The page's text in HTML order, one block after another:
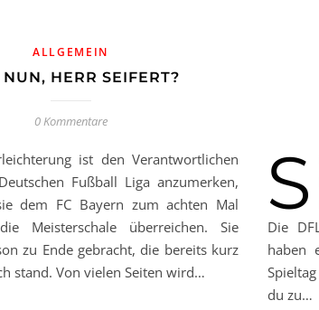
ALLGEMEIN
HERR SEIFERT?
0 Kommentare
ist den Verantwortlichen
Fußball Liga anzumerken,
dem FC Bayern zum achten Mal
Meisterschale überreichen. Sie
zu Ende gebracht, die bereits kurz
stand. Von vielen Seiten wird…
S
Die
haben
du zu…